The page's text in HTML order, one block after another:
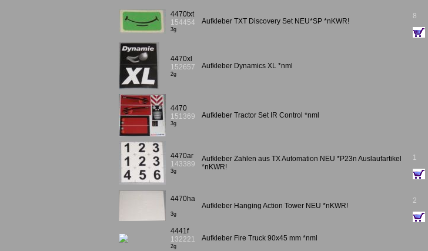
4470txt
154454
3g
Aufkleber TXT Discovery Set NEU*SP *nKWR!
8
4470xl
152657
2g
Aufkleber Dynamics XL *nml
4470
151369
3g
Aufkleber Tractor Set IR Control *nml
4470ar
143389
3g
Aufkleber Zahlen aus TX Automation NEU *P23n Auslaufartikel
*nKWR!
1
4470ha
3g
Aufkleber Hanging Action Tower NEU *nKWR!
2
4441f
132221
2g
Aufkleber Fire Truck 90x45 mm *nml